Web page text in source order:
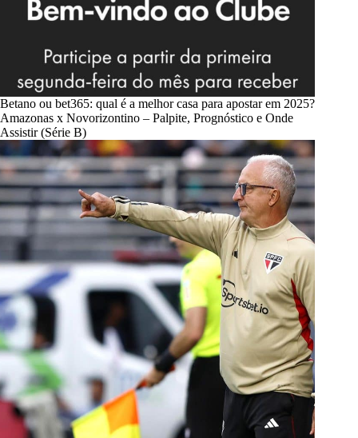
Betano ou bet365: qual é a melhor casa para apostar em 2025?
Amazonas x Novorizontino – Palpite, Prognóstico e Onde
Assistir (Série B)